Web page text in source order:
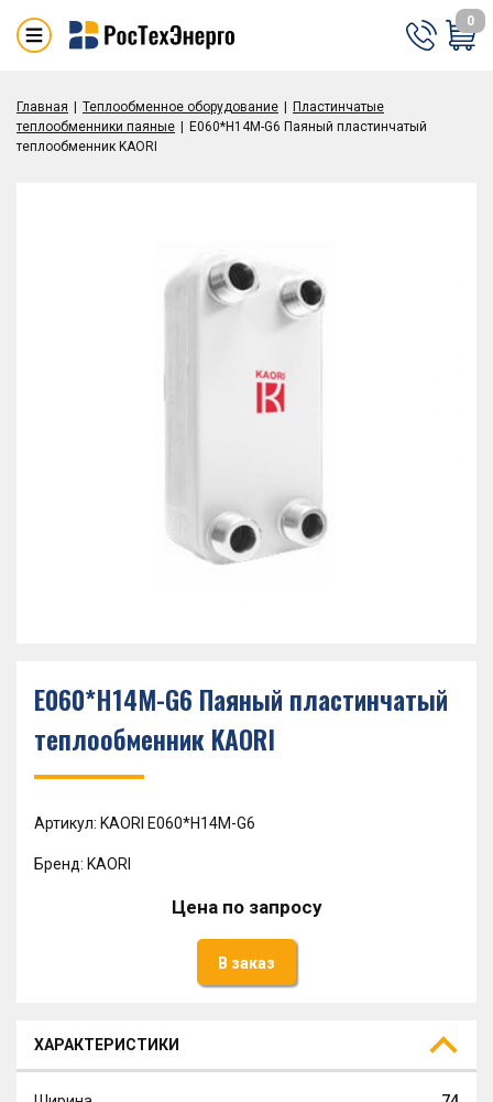
0
Главная Теплообменное оборудование
Пластинчатые
теплообменники паяные
Е060*Н14M-G6 Паяный пластинчатый
теплообменник KAORI
Е060*Н14M-G6 Паяный пластинчатый
теплообменник KAORI
Артикул: KAORI Е060*Н14M-G6
Бренд: KAORI
Цена по запросу
В заказ
ХАРАКТЕРИСТИКИ